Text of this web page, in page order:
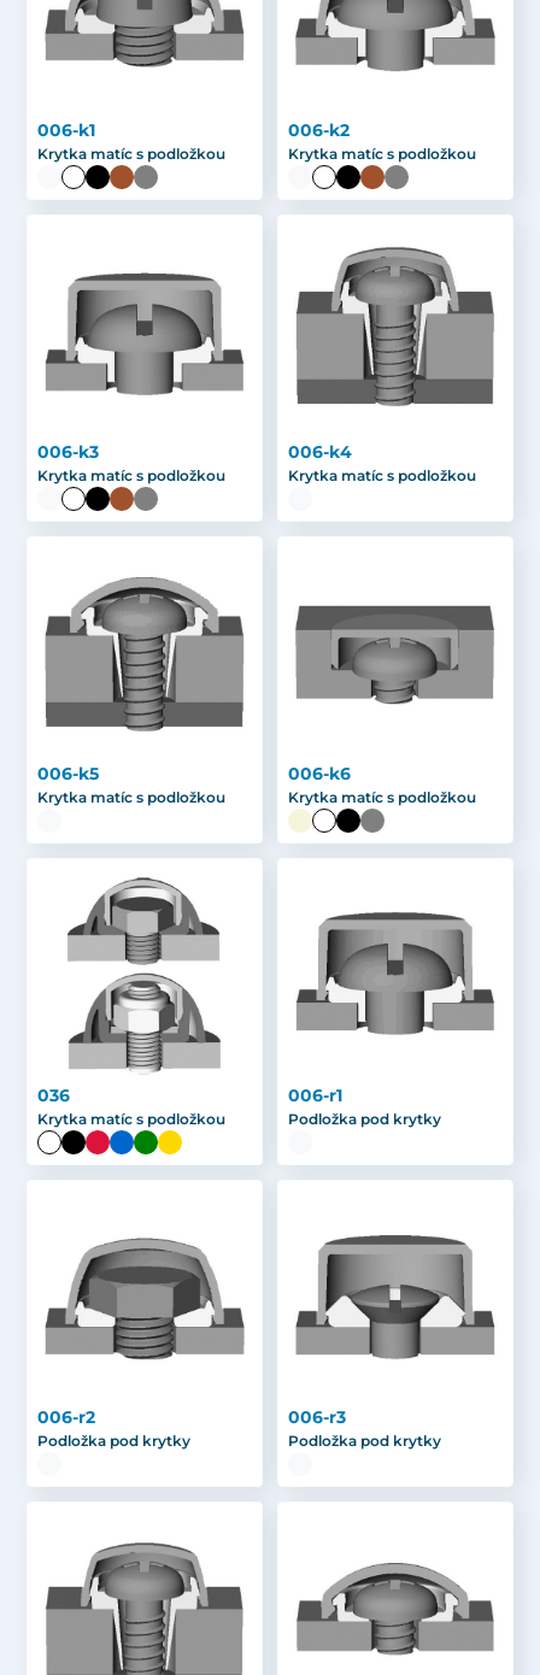
006-k1
Krytka matíc s podložkou
006-k2
Krytka matíc s podložkou
006-k3
Krytka matíc s podložkou
006-k4
Krytka matíc s podložkou
006-k5
Krytka matíc s podložkou
006-k6
Krytka matíc s podložkou
036
Krytka matíc s podložkou
006-r1
Podložka pod krytky
006-r2
Podložka pod krytky
006-r3
Podložka pod krytky